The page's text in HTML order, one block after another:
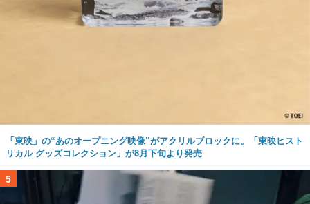
「東映」の“あのオープニング映像”がアクリルブロックに。「東映ヒスト
リカル グッズコレクション」が8月下旬より発売
5